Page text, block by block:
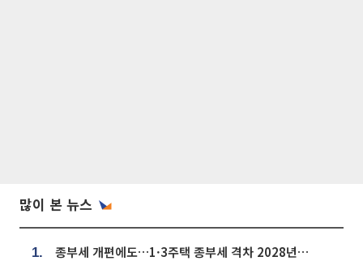
많이 본 뉴스
1. 종부세 개편에도…1·3주택 종부세 격차 2028년부터 확대